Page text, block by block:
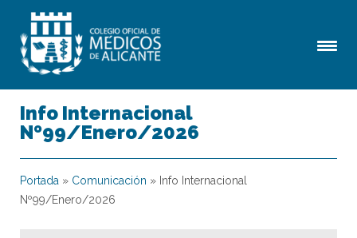
Info Internacional
Nº99/Enero/2026
Portada » Comunicación » Info Internacional
Nº99/Enero/2026